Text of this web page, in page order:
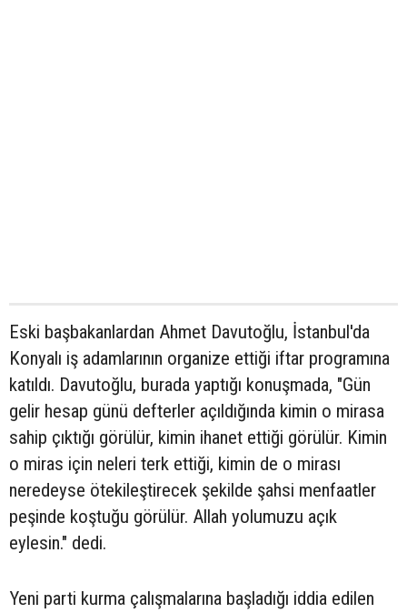
Eski başbakanlardan Ahmet Davutoğlu, İstanbul'da
Konyalı iş adamlarının organize ettiği iftar programına
katıldı. Davutoğlu, burada yaptığı konuşmada, "Gün
gelir hesap günü defterler açıldığında kimin o mirasa
sahip çıktığı görülür, kimin ihanet ettiği görülür. Kimin
o miras için neleri terk ettiği, kimin de o mirası
neredeyse ötekileştirecek şekilde şahsi menfaatler
peşinde koştuğu görülür. Allah yolumuzu açık
eylesin." dedi.
Yeni parti kurma çalışmalarına başladığı iddia edilen